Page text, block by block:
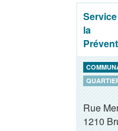
la
Rue
1210